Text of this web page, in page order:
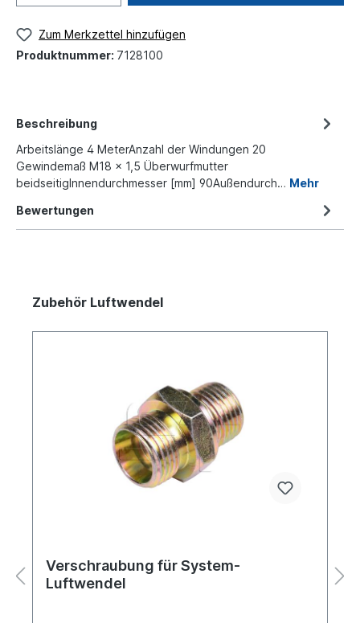
Zum Merkzettel hinzufügen
Produktnummer: 7128100
Beschreibung
Arbeitslänge 4 MeterAnzahl der Windungen 20
Gewindemaß M18 x 1,5 Überwurfmutter
beidseitigInnendurchmesser [mm] 90Außendurch… Mehr
Bewertungen
Zubehör Luftwendel
Verschraubung für System-
Luftwendel